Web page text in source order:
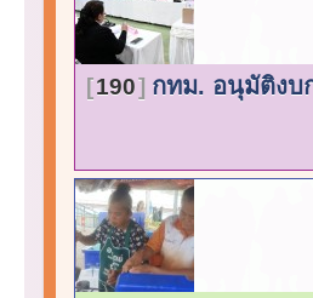
190 กทม. อนุมัติงบ